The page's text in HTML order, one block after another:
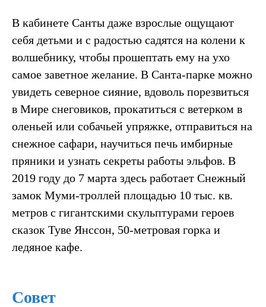
В кабинете Санты даже взрослые ощущают
себя детьми и с радостью садятся на колени к
волшебнику, чтобы прошептать ему на ухо
самое заветное желание. В Санта-парке можно
увидеть северное сияние, вдоволь порезвиться
в Мире снеговиков, прокатиться с ветерком в
оленьей или собачьей упряжке, отправиться на
снежное сафари, научиться печь имбирные
пряники и узнать секреты работы эльфов. В
2019 году до 7 марта здесь работает Снежный
замок Муми-троллей площадью 10 тыс. кв.
метров с гигантскими скульптурами героев
сказок Туве Янссон, 50-метровая горка и
ледяное кафе.
Совет